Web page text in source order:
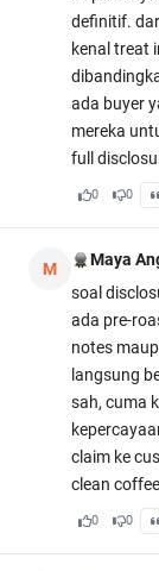
definitif.
kenal treat
ada buyer
mereka
full
0 0
M Maya
soal
ada pre-
notes
langsung
sah, cuma
claim ke
clean
0 0